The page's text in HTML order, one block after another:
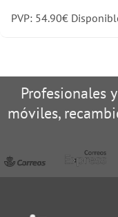
PVP: 54.90€
Profesionales
móviles,